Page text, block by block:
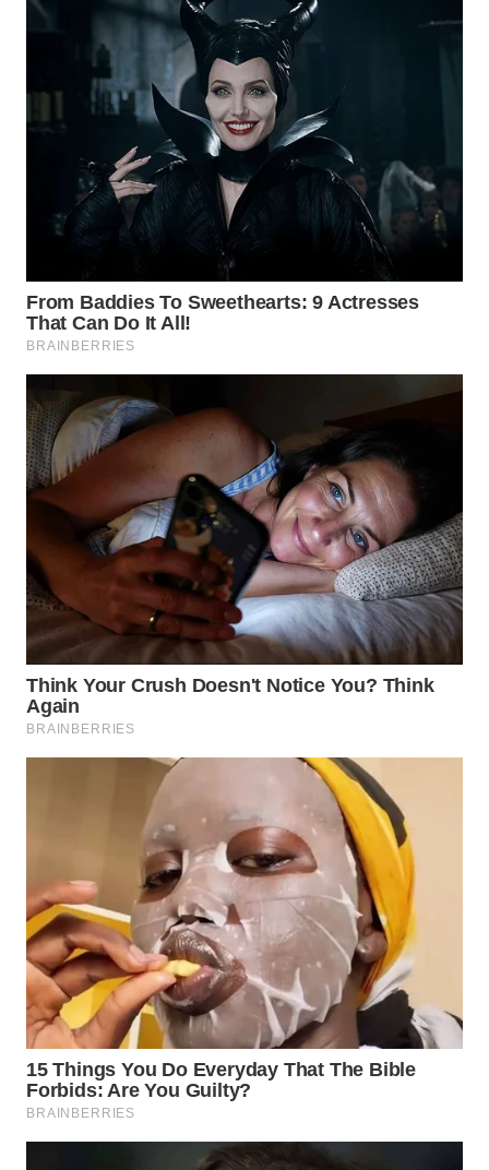
MANDALIKA
WN
LABUANBAJO
BORNEO
Wahana
Media
Group
WAHANA
NEWS
WAHANA
WAHANA
ADVOKAT
WAHANA
INFRASTRUKTUR
LISTRIK
WAHANA
TRAVEL
WAHANA
TV
WAHANANEWS